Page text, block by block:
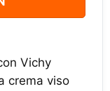
Vichy
crema viso